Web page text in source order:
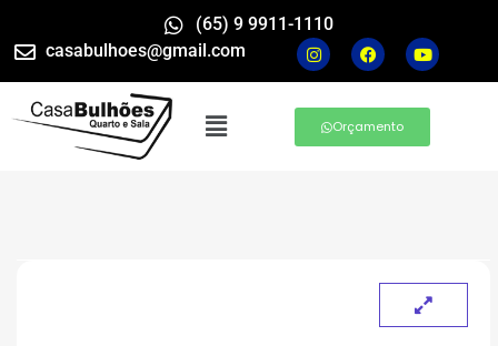
(65) 9 9911-1110
casabulhoes@gmail.com
Orçamento